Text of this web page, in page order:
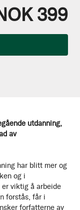
utdanning,
av
har blitt mer og
og i
viktig å arbeide
forstås, får i
forfatterne av
399